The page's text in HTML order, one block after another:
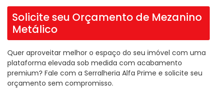
Solicite seu Orçamento de Mezanino
Metálico
Quer aproveitar melhor o espaço do seu imóvel com uma
plataforma elevada sob medida com acabamento
premium? Fale com a Serralheria Alfa Prime e solicite seu
orçamento sem compromisso.